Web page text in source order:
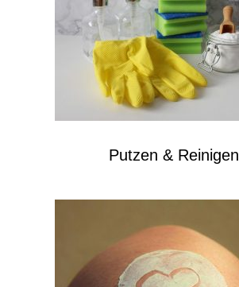
Putzen & Reinigen